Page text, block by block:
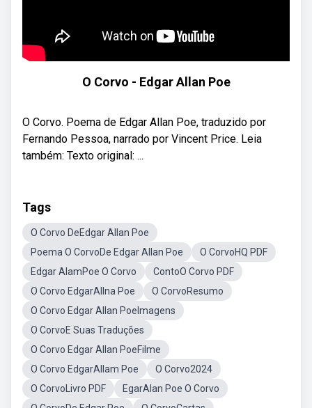
O Corvo - Edgar Allan Poe
O Corvo. Poema de Edgar Allan Poe, traduzido por
Fernando Pessoa, narrado por Vincent Price. Leia
também: Texto original: ...
Tags
O Corvo DeEdgar Allan Poe
Poema O CorvoDe Edgar Allan Poe
O CorvoHQ PDF
Edgar AlamPoe O Corvo
ContoO Corvo PDF
O Corvo EdgarAllna Poe
O CorvoResumo
O Corvo Edgar Allan PoeImagens
O CorvoE Suas Traduções
O Corvo Edgar Allan PoeFilme
O Corvo EdgarAllam Poe
O Corvo2024
O CorvoLivro PDF
EgarAlan Poe O Corvo